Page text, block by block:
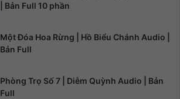
| Bản Full 10 phần
Một Đóa Hoa Rừng | Hồ Biểu Chánh Audio |
Bản Full
Phòng Trọ Số 7 | Diễm Quỳnh Audio | Bản
Full